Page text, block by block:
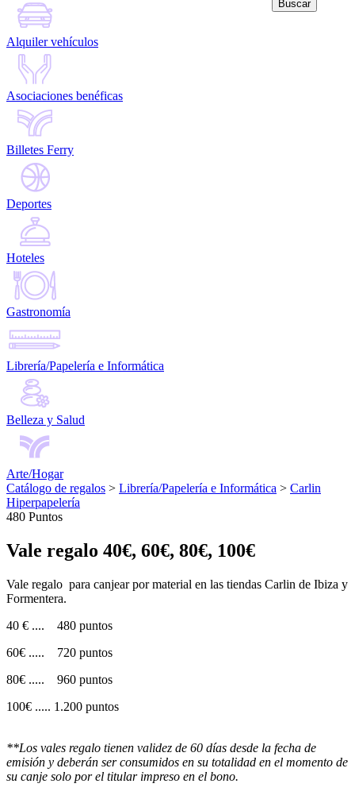
Alquiler vehículos
Asociaciones benéficas
Billetes Ferry
Deportes
Hoteles
Gastronomía
Librería/Papelería e Informática
Belleza y Salud
Arte/Hogar
Catálogo de regalos > Librería/Papelería e Informática > Carlin
Hiperpapelería
480 Puntos
Vale regalo 40€, 60€, 80€, 100€
Vale regalo para canjear por material en las tiendas Carlin de Ibiza y
Formentera.
40 € .... 480 puntos
60€ ..... 720 puntos
80€ ..... 960 puntos
100€ ..... 1.200 puntos
**Los vales regalo tienen validez de 60 días desde la fecha de
emisión y deberán ser consumidos en su totalidad en el momento de
su canje solo por el titular impreso en el bono.